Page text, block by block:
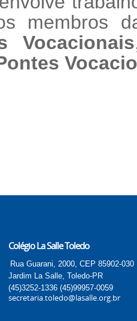
membros
Vocacionais
Colégio La Salle Toledo
Rua Guarani, 2000, CEP 85902-030
Jardim La Salle, Toledo-PR
(45)3252-1336 (45)99957-0059
secretaria.toledo@lasalle.org.br